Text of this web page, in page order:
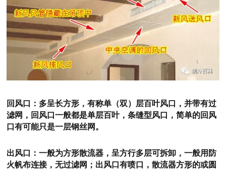
回风口： 多呈长方形，有称单（双）层百叶风口，并带有过
滤网，回风口一般都是单层百叶，条缝型风口，简单的回风
口有可能只是一层钢丝网。
出风口：一般为方形散流器，呈方行多层可拆卸，一般用防
火帆布连接，无过滤网；出风口有喷口，散流器方形的或圆